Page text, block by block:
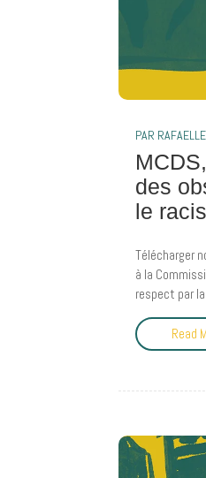
PAR
des
le
Télécharger
à la
respect par
Read